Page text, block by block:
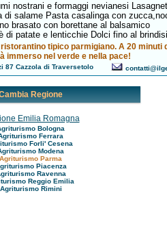
nostrani e formaggi nevianesi
di salame Pasta casalinga con
brasato con borettane al balsamico
di patate e lenticchie Dolci fino al
tipico parmigiano. A 20 minuti
immerso nel verde e nella pace!
87 Cazzola di Traversetolo
Regione
Emilia Romagna
Bologna
Ferrara
Forli' Cesena
Modena
Agriturismo Parma
Piacenza
Ravenna
Reggio Emilia
Agriturismo Rimini